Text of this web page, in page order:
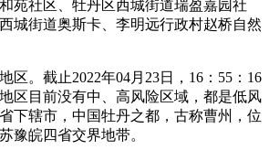
苑社区、牡丹区西城街道瑞盈嘉园社
城街道奥斯卡、李明远行政村赵桥自然
区。截止2022年04月23日，16：55：16
区目前没有中、高风险区域，都是低风
下辖市，中国牡丹之都，古称曹州，位
豫皖四省交界地带。